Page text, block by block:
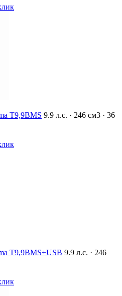
T9,9BMS 9.9 л.с. · 246 см3 · 36
T9,9BMS+USB 9.9 л.с. · 246